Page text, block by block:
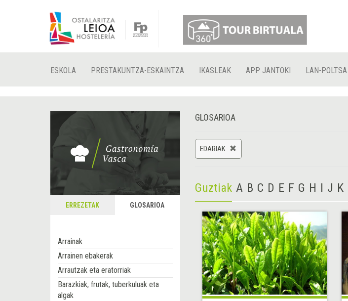
ESKOLA PRESTAKUNTZA-ESKAINTZA IKASLEAK APP JANTOKI LAN-POLTSA
ERREZETAK GLOSARIOA
Arrainak
Arrainen ebakerak
Arrautzak eta eratorriak
Barazkiak, frutak, tuberkuluak eta
algak
GLOSARIOA
EDARIAK
Guztiak A B C D E F G H I J K